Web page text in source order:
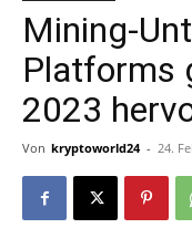
Mining-
Platforms
2023
Von kryptoworld24 - 24.